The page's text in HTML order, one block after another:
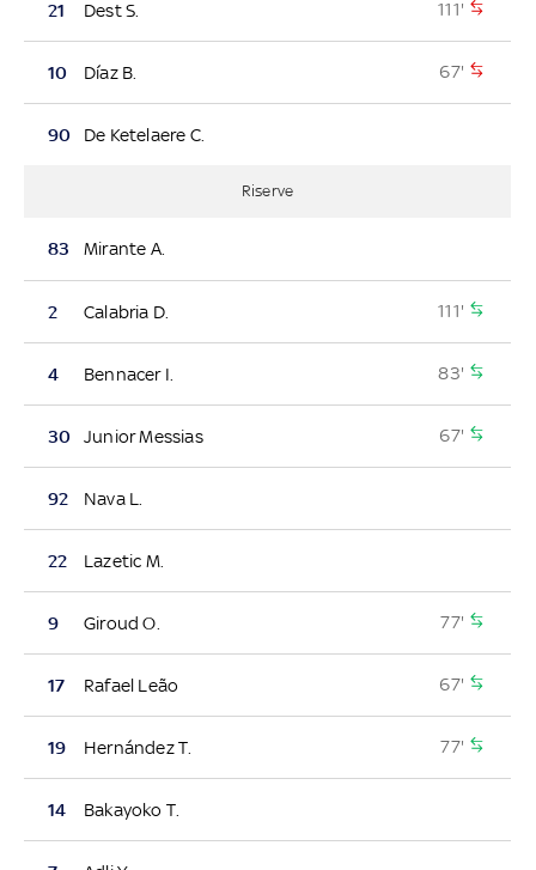
21 Dest S. 111'
10 Díaz B. 67'
90 De Ketelaere C.
Riserve
83 Mirante A.
2 Calabria D. 111'
4 Bennacer I. 83'
30 Junior Messias 67'
92 Nava L.
22 Lazetic M.
9 Giroud O. 77'
17 Rafael Leão 67'
19 Hernández T. 77'
14 Bakayoko T.